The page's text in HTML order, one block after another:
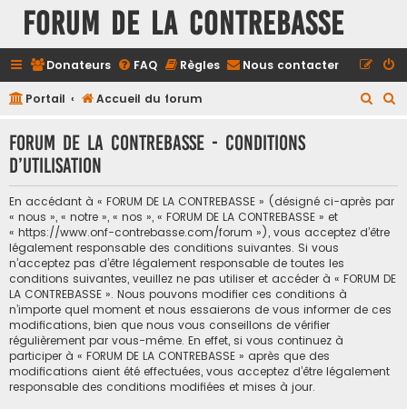
FORUM DE LA CONTREBASSE
Donateurs FAQ Règles Nous contacter
Portail Accueil du forum
c
e
r
FORUM DE LA CONTREBASSE - Conditions
d’utilisation
En accédant à « FORUM DE LA CONTREBASSE » (désigné ci-après par
« nous », « notre », « nos », « FORUM DE LA CONTREBASSE » et
« https://www.onf-contrebasse.com/forum »), vous acceptez d’être
légalement responsable des conditions suivantes. Si vous
n’acceptez pas d’être légalement responsable de toutes les
conditions suivantes, veuillez ne pas utiliser et accéder à « FORUM DE
LA CONTREBASSE ». Nous pouvons modifier ces conditions à
n’importe quel moment et nous essaierons de vous informer de ces
modifications, bien que nous vous conseillons de vérifier
régulièrement par vous-même. En effet, si vous continuez à
participer à « FORUM DE LA CONTREBASSE » après que des
modifications aient été effectuées, vous acceptez d’être légalement
responsable des conditions modifiées et mises à jour.